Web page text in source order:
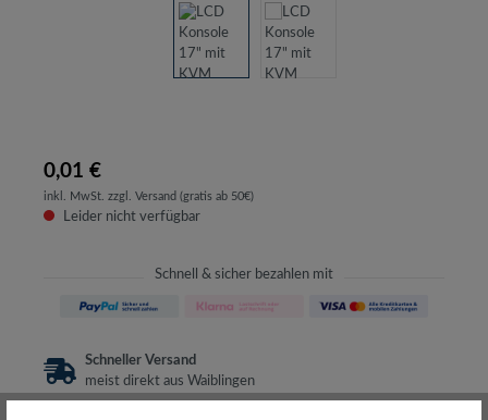
0,01 €
inkl. MwSt. zzgl. Versand (gratis ab 50€)
Leider nicht verfügbar
Schnell & sicher bezahlen mit
Schneller Versand
meist direkt aus Waiblingen